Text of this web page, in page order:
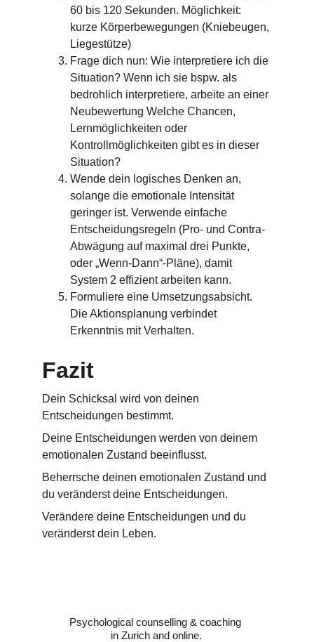
60 bis 120 Sekunden. Möglichkeit:
kurze Körperbewegungen (Kniebeugen,
Liegestütze)
Frage dich nun: Wie interpretiere ich die
Situation? Wenn ich sie bspw. als
bedrohlich interpretiere, arbeite an einer
Neubewertung Welche Chancen,
Lernmöglichkeiten oder
Kontrollmöglichkeiten gibt es in dieser
Situation?
Wende dein logisches Denken an,
solange die emotionale Intensität
geringer ist. Verwende einfache
Entscheidungsregeln (Pro- und Contra-
Abwägung auf maximal drei Punkte,
oder „Wenn-Dann“-Pläne), damit
System 2 effizient arbeiten kann.
Formuliere eine Umsetzungsabsicht.
Die Aktionsplanung verbindet
Erkenntnis mit Verhalten.
Fazit
Dein Schicksal wird von deinen
Entscheidungen bestimmt.
Deine Entscheidungen werden von deinem
emotionalen Zustand beeinflusst.
Beherrsche deinen emotionalen Zustand und
du veränderst deine Entscheidungen.
Verändere deine Entscheidungen und du
veränderst dein Leben.
Psychological counselling & coaching
in Zurich and online.